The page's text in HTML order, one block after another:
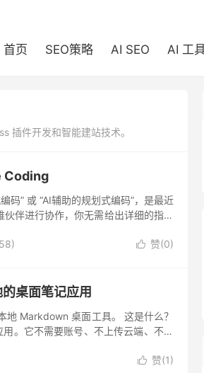
首页 SEO策略 AI SEO AI 工
插件开发和智能建站技术。
Coding
” 或 “AI辅助的规划式编码”，是最近
伴进行协作，你无需给出详细的指令
 赞(0)
桌面笔记应用
Markdown 桌面工具。 这是什么？
。它不需要账号、不上传云端、不收
 赞(1)